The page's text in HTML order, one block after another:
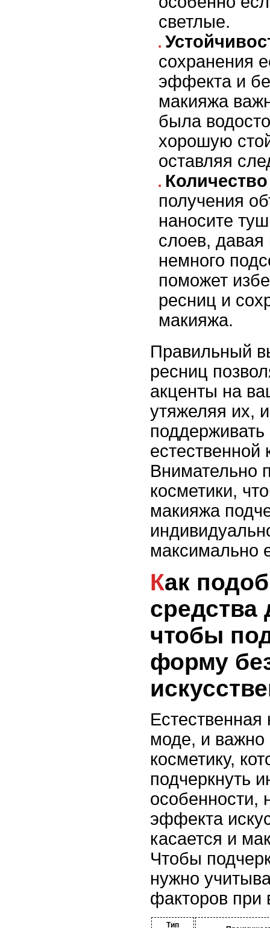
светлые.
сохранения
эффекта и
макияжа
была
хорошую
оставляя
получения
наносите
слоев,
немного
поможет
ресниц и
макияжа.
Правильный
ресниц
акценты на
утяжеляя их,
естественной
Внимательно
косметики,
макияжа
максимально
Как подобрать
средства
чтобы
форму
Естественная
моде, и важно
косметику,
подчеркнуть
особенности,
эффекта
касается и
Чтобы
нужно
факторов при
Тип